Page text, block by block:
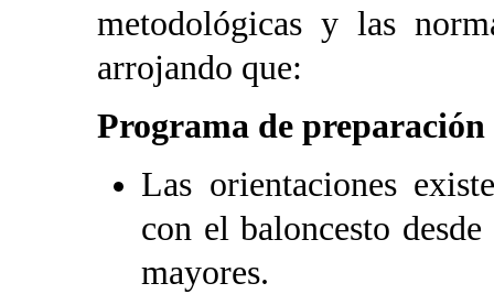
metodológicas y las
arrojando que:
Programa de
Las orientaciones
con el baloncesto desde
mayores.